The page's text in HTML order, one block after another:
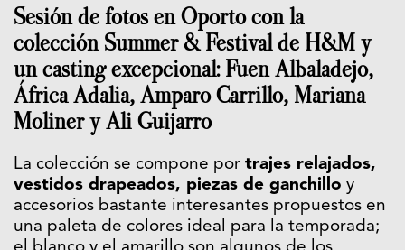
Sesión de fotos en Oporto con la
colección Summer & Festival de H&M y
un casting excepcional: Fuen Albaladejo,
África Adalia, Amparo Carrillo, Mariana
Moliner y Ali Guijarro
La colección se compone por trajes relajados,
vestidos drapeados, piezas de ganchillo y
accesorios bastante interesantes propuestos en
una paleta de colores ideal para la temporada;